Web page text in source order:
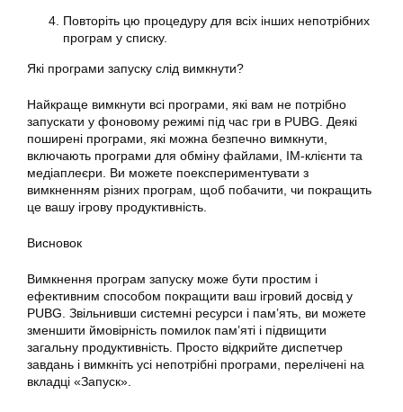
Повторіть цю процедуру для всіх інших непотрібних
програм у списку.
Які програми запуску слід вимкнути?
Найкраще вимкнути всі програми, які вам не потрібно
запускати у фоновому режимі під час гри в PUBG. Деякі
поширені програми, які можна безпечно вимкнути,
включають програми для обміну файлами, IM-клієнти та
медіаплеєри. Ви можете поекспериментувати з
вимкненням різних програм, щоб побачити, чи покращить
це вашу ігрову продуктивність.
Висновок
Вимкнення програм запуску може бути простим і
ефективним способом покращити ваш ігровий досвід у
PUBG. Звільнивши системні ресурси і пам’ять, ви можете
зменшити ймовірність помилок пам’яті і підвищити
загальну продуктивність. Просто відкрийте диспетчер
завдань і вимкніть усі непотрібні програми, перелічені на
вкладці «Запуск».